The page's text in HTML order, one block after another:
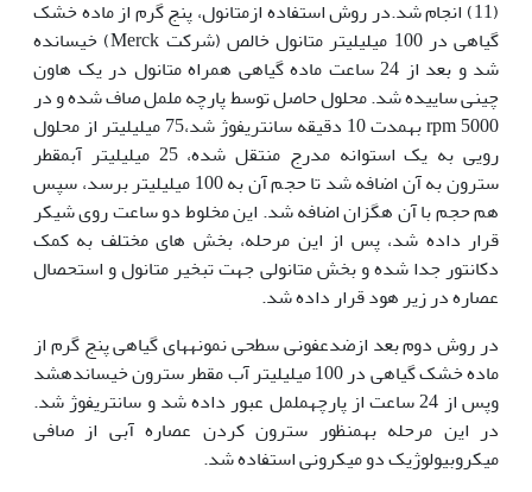
(11) انجام شد.در روش استفاده ازمتانول، پنج گرم از ماده خشک
گیاهی در 100 میلیلیتر متانول خالص (شرکت Merck) خیسانده
شد و بعد از 24 ساعت ماده گیاهی همراه متانول در یک هاون
چینی ساییده شد. محلول حاصل توسط پارچه ململ صاف شده و در
rpm 5000 بهمدت 10 دقیقه سانتریفوژ شد،75 میلی­لیتر از محلول
رویی به یک استوانه مدرج منتقل شده، 25 میلیلیتر آب­مقطر
سترون به آن اضافه شد تا حجم آن به 100 میلی­لیتر برسد، سپس
هم حجم با آن هگزان اضافه شد. این مخلوط دو ساعت روی شیکر
قرار داده شد، پس از این مرحله، بخش های مختلف به کمک
دکانتور جدا شده و بخش متانولی جهت تبخیر متانول و استحصال
عصاره در زیر هود قرار داده شد.
در روش دوم بعد ازضدعفونی سطحی نمونههای گیاهی پنج گرم از
ماده خشک گیاهی در 100 میلی­لیتر آب مقطر سترون خیساندهشد
وپس از 24 ساعت از پارچهململ عبور داده شد و سانتریفوژ شد.
در این مرحله بهمنظور سترون کردن عصاره آبی از صافی
میکروبیولوژیک دو میکرونی استفاده شد.